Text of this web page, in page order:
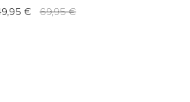
€ 69,95 €